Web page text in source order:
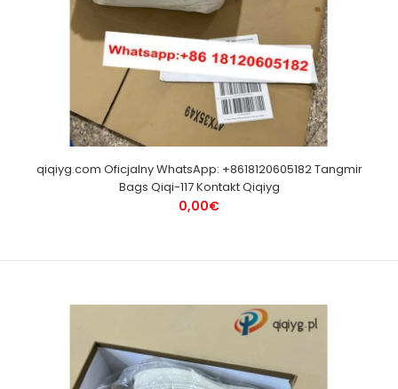
qiqiyg.com Oficjalny WhatsApp: +8618120605182 Tangmir
Bags Qiqi-117 Kontakt Qiqiyg
0,00€